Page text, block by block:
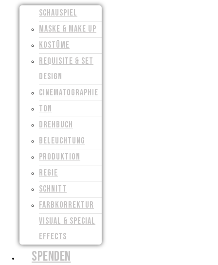
SCHAUSPIEL
MASKE & MAKE UP
KOSTÜME
REQUISITE & SET
DESIGN
CINEMATOGRAPHIE
TON
DREHBUCH
BELEUCHTUNG
PRODUKTION
REGIE
SCHNITT
FARBKORREKTUR
VISUAL & SPECIAL
EFFECTS
SPENDEN